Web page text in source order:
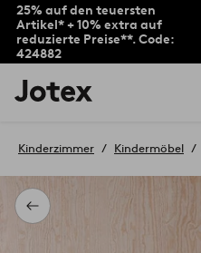
25% auf den teuersten
Artikel* + 10% extra auf
reduzierte Preise**. Code:
424882
Jotex-
Logo
Startseite
Zurück
Kinderzimmer Kindermöbel